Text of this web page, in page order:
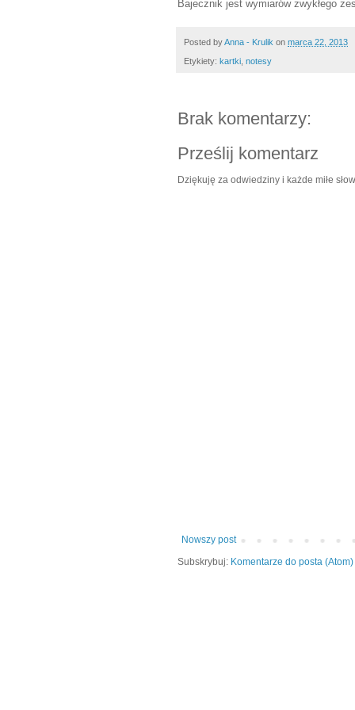
Bajecznik jest wymiarów zwykłego
Posted byAnna - Krulik on marca 22, 2013
Etykiety: kartki, notesy
Brak komentarzy:
Prześlij komentarz
Dziękuję za odwiedziny i każde miłe
Nowszy post
Subskrybuj: Komentarze do posta (Atom)